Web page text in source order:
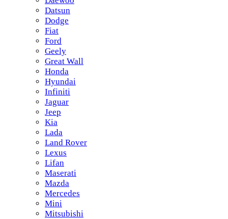
Datsun
Dodge
Fiat
Ford
Geely
Great Wall
Honda
Hyundai
Infiniti
Jaguar
Jeep
Kia
Lada
Land Rover
Lexus
Lifan
Maserati
Mazda
Mercedes
Mini
Mitsubishi